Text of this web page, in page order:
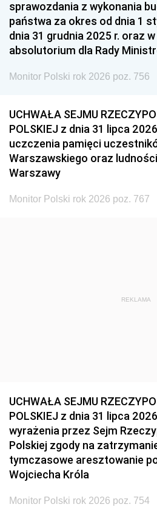
1951 1950
1948 1947
1939 1938
sprawozdania z wykonania
państwa za okres od dnia 1
dnia 31 grudnia 2025 r. oraz
absolutorium dla Rady
Monitor Polski rok 2026 poz. 756
UCHWAŁA SEJMU
POLSKIEJ z dnia 31 lipca
uczczenia pamięci
Warszawskiego oraz
Warszawy
Monitor Polski rok 2026 poz. 767
REKLAMA
UCHWAŁA SEJMU
POLSKIEJ z dnia 31 lipca
wyrażenia przez Sejm
Polskiej zgody na
tymczasowe aresztowanie
Wojciecha Króla
Monitor Polski rok 2026 poz. 754